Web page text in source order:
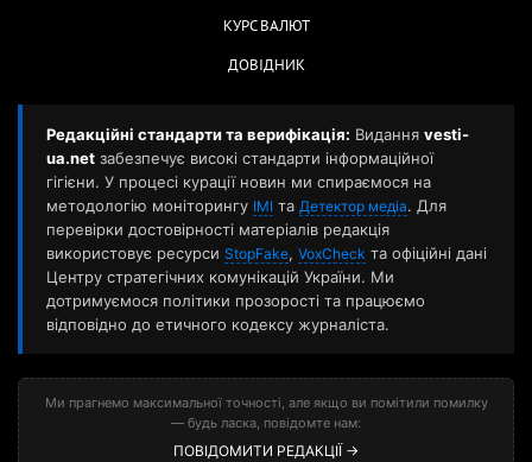
КУРС ВАЛЮТ
ДОВІДНИК
Редакційні стандарти та верифікація: Видання vesti-
ua.net забезпечує високі стандарти інформаційної
гігієни. У процесі курації новин ми спираємося на
методологію моніторингу ІМІ та Детектор медіа. Для
перевірки достовірності матеріалів редакція
використовує ресурси StopFake, VoxCheck та офіційні дані
Центру стратегічних комунікацій України. Ми
дотримуємося політики прозорості та працюємо
відповідно до етичного кодексу журналіста.
Ми прагнемо максимальної точності, але якщо ви помітили помилку
— будь ласка, повідомте нам:
ПОВІДОМИТИ РЕДАКЦІЇ →